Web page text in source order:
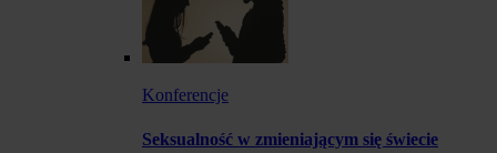
Konferencje
Seksualność w zmieniającym się świecie